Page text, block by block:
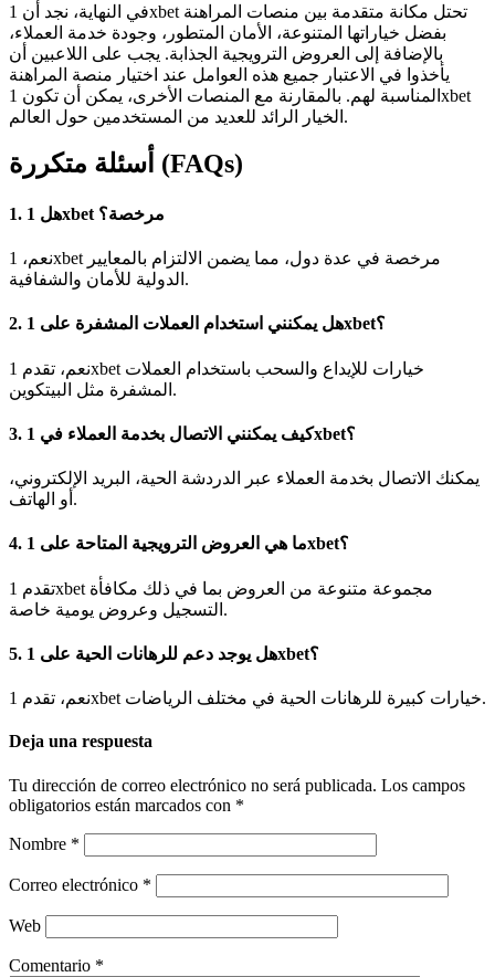
في النهاية، نجد أن 1xbet تحتل مكانة متقدمة بين منصات المراهنة
بفضل خياراتها المتنوعة، الأمان المتطور، وجودة خدمة العملاء،
بالإضافة إلى العروض الترويجية الجذابة. يجب على اللاعبين أن
يأخذوا في الاعتبار جميع هذه العوامل عند اختيار منصة المراهنة
المناسبة لهم. بالمقارنة مع المنصات الأخرى، يمكن أن تكون 1xbet
الخيار الرائد للعديد من المستخدمين حول العالم.
أسئلة متكررة (FAQs)
1. هل 1xbet مرخصة؟
نعم، 1xbet مرخصة في عدة دول، مما يضمن الالتزام بالمعايير
الدولية للأمان والشفافية.
2. هل يمكنني استخدام العملات المشفرة على 1xbet؟
نعم، تقدم 1xbet خيارات للإيداع والسحب باستخدام العملات
المشفرة مثل البيتكوين.
3. كيف يمكنني الاتصال بخدمة العملاء في 1xbet؟
يمكنك الاتصال بخدمة العملاء عبر الدردشة الحية، البريد الإلكتروني،
أو الهاتف.
4. ما هي العروض الترويجية المتاحة على 1xbet؟
تقدم 1xbet مجموعة متنوعة من العروض بما في ذلك مكافأة
التسجيل وعروض يومية خاصة.
5. هل يوجد دعم للرهانات الحية على 1xbet؟
نعم، تقدم 1xbet خيارات كبيرة للرهانات الحية في مختلف الرياضات.
Deja una respuesta
Tu dirección de correo electrónico no será publicada. Los campos
obligatorios están marcados con *
Nombre *
Correo electrónico *
Web
Comentario *